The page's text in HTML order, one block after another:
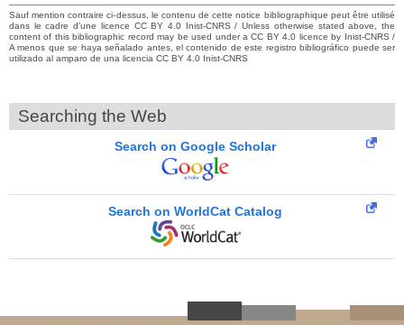
Sauf mention contraire ci-dessus, le contenu de cette notice bibliographique peut être utilisé
dans le cadre d’une licence CC BY 4.0 Inist-CNRS / Unless otherwise stated above, the
content of this bibliographic record may be used under a CC BY 4.0 licence by Inist-CNRS /
A menos que se haya señalado antes, el contenido de este registro bibliográfico puede ser
utilizado al amparo de una licencia CC BY 4.0 Inist-CNRS
Searching the Web
Search on Google Scholar
Search on WorldCat Catalog